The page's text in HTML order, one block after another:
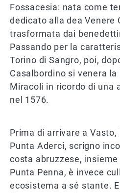
Fossacesia: nata come
dedicato alla dea Venere
trasformata dai
Passando per la
Torino di Sangro, poi,
Casalbordino si venera la
Miracoli in ricordo di una
nel 1576.
Prima di arrivare a
Punta Aderci, scrigno
costa abruzzese,
Punta Penna, è invece
ecosistema a sé stante.